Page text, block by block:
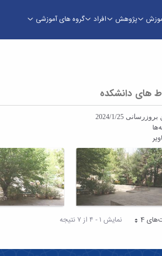
پژوهش افراد گروه های آموزشی
های دانشکده
2024/1/25
4
هر صفحه نمایش ۱ - ۴ از ۷ نتیجه